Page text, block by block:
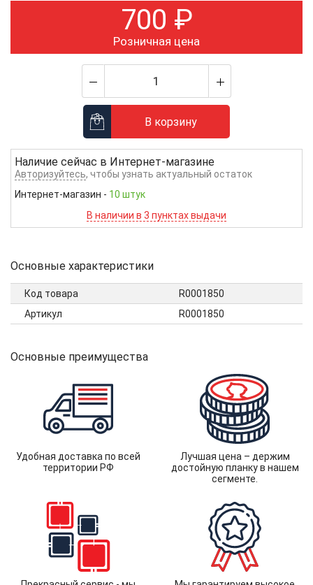
700 ₽
Розничная цена
В корзину
Наличие сейчас в Интернет-магазине
Авторизуйтесь, чтобы узнать актуальный остаток
Интернет-магазин - 10 штук
В наличии в 3 пунктах выдачи
Основные характеристики
Код товара
R0001850
Артикул
R0001850
Основные преимущества
Удобная доставка по всей
территории РФ
Лучшая цена – держим
достойную планку в нашем
сегменте.